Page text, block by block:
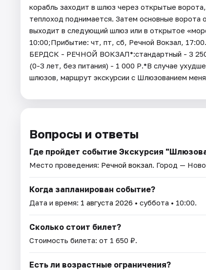
корабль заходит в шлюз через открытые
теплоход поднимается. Затем основные
выходит в следующий шлюз или в открытое
10:00;Прибытие: чт, пт, сб, Речной Вокзал,
БЕРДСК - РЕЧНОЙ ВОКЗАЛ*:стандартный - 3 250
(0-3 лет, без питания) - 1 000 Р.*В случае
шлюзов, маршрут экскурсии с Шлюзованием
Вопросы и ответы
Где пройдет событие Экскурсия
Место проведения: Речной вокзал. Город —
Когда запланирован событие?
Дата и время: 1 августа 2026 • суббота • 10:00.
Сколько стоит билет?
Стоимость билета: от 1 650 ₽.
Есть ли возрастные ограничения?